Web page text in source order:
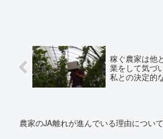
稼ぐ農家は他
業をして気づ
私との決定的
農家のJA離れが進んでいる理由について